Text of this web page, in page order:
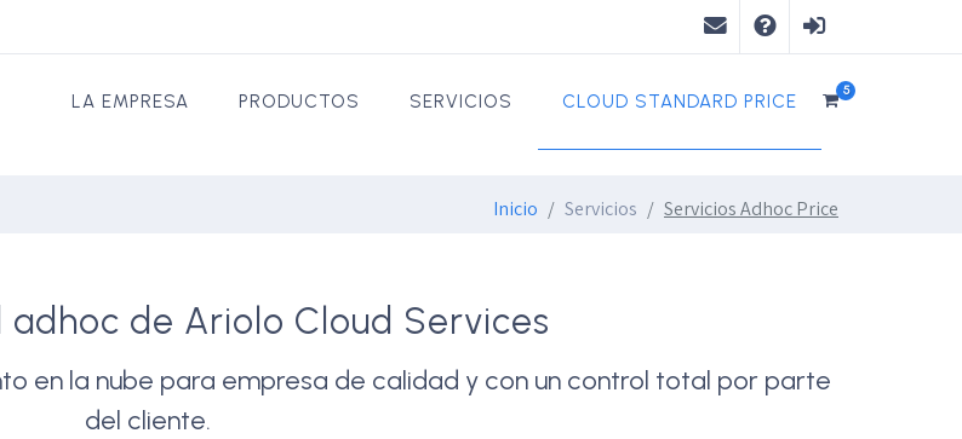
ariolo@ariadnex.com
LA EMPRESA PRODUCTOS SERVICIOS CLOUD STANDARD PRICE
5
Inicio Servicios Servicios Adhoc Price
adhoc de Ariolo Cloud Services
en la nube para empresa de calidad y con un control total por parte
del cliente.